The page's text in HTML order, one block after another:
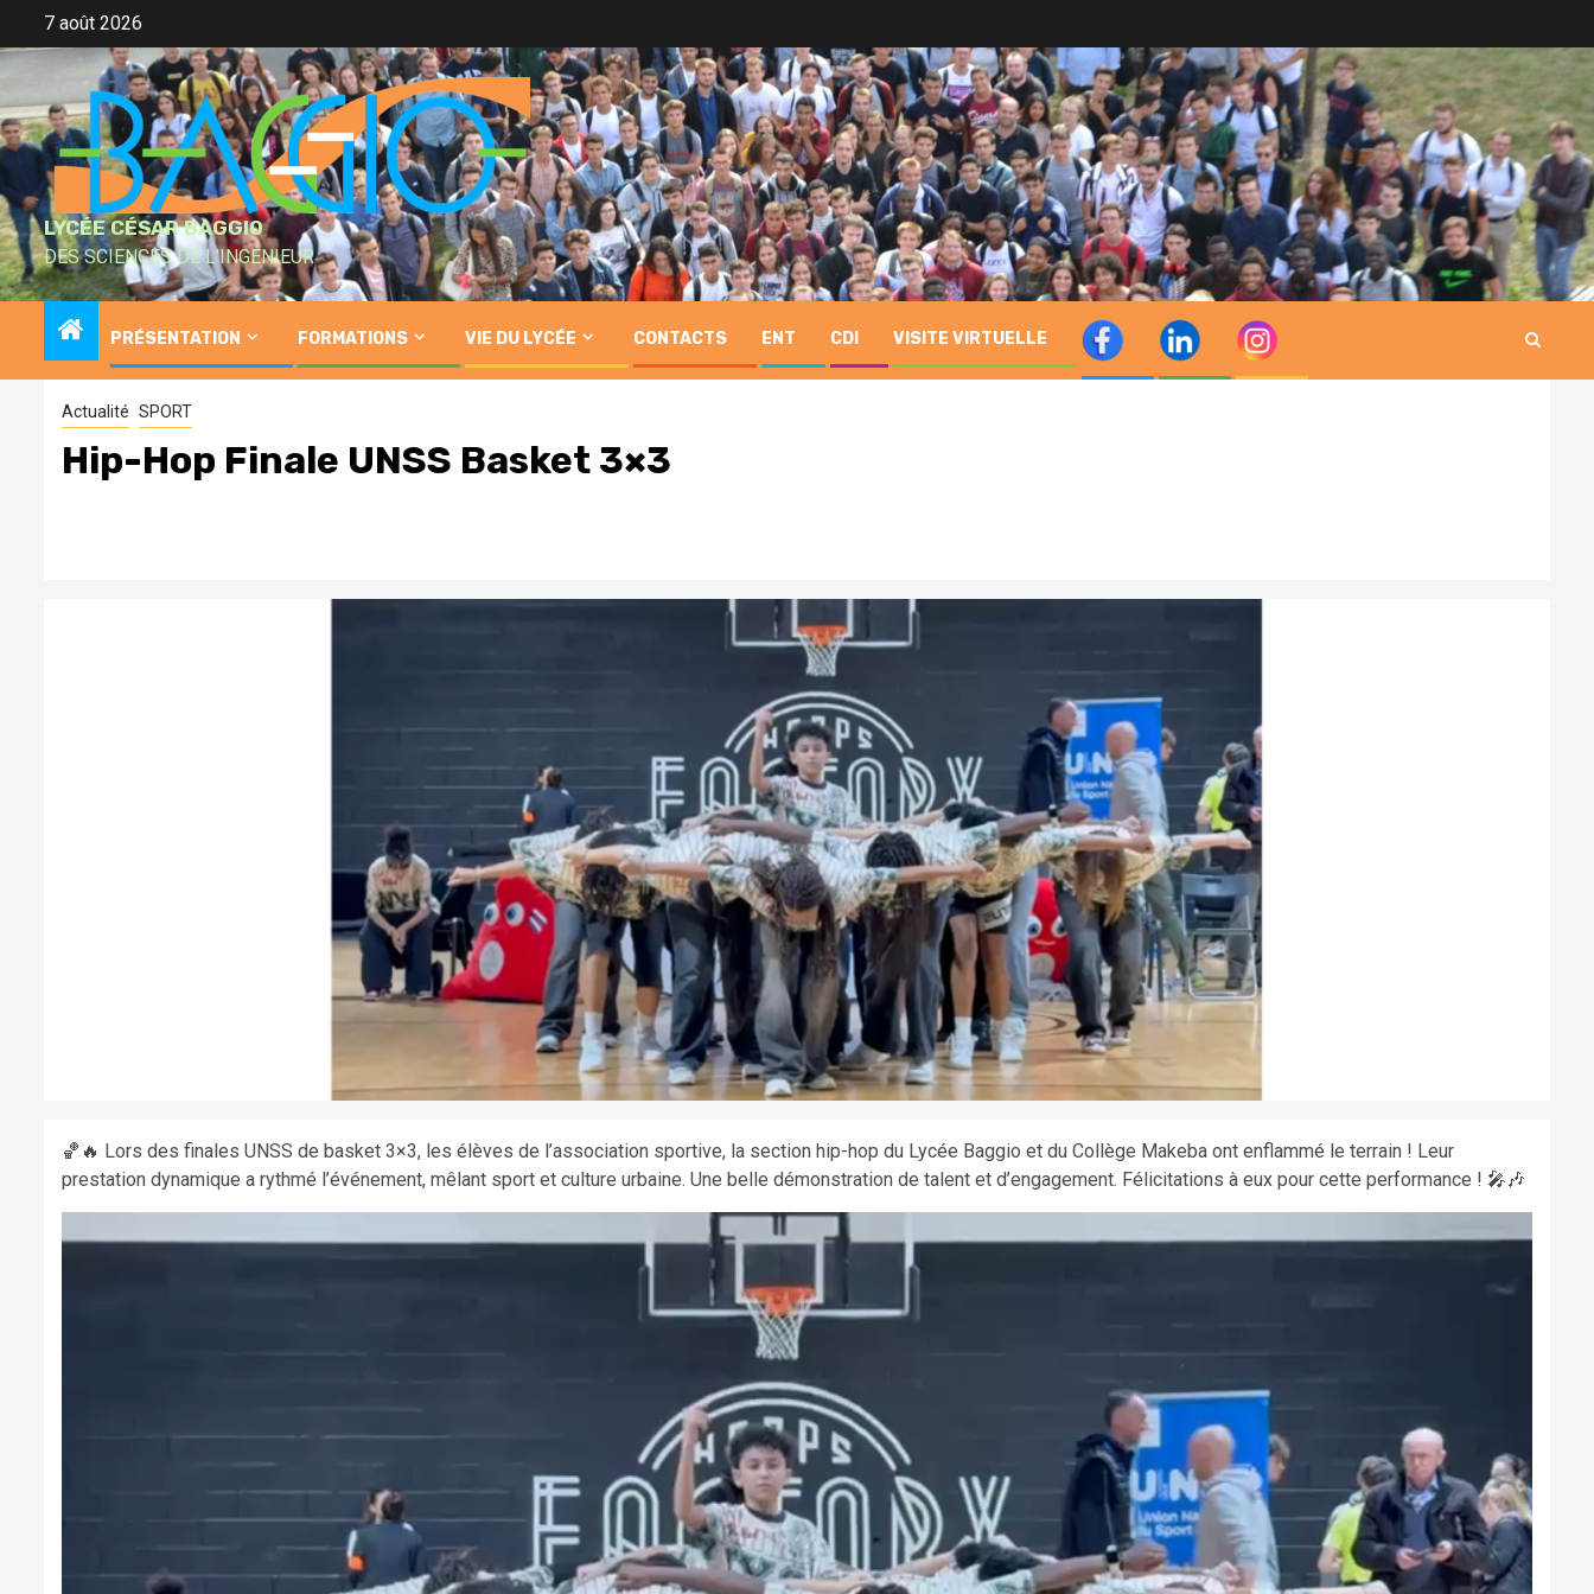
content
7 août 2026
LYCÉE CÉSAR BAGGIO
DES SCIENCES DE L'INGÉNIEUR
PRÉSENTATION FORMATIONS VIE DU LYCÉE CONTACTS ENT CDI VISITE VIRTUELLE
Actualité SPORT
Hip-Hop Finale UNSS Basket 3×3
🏀🔥 Lors des finales UNSS de basket 3×3, les élèves de l’association sportive, la section hip-hop du Lycée Baggio et du Collège Makeba ont enflammé le terrain ! Leur
prestation dynamique a rythmé l’événement, mêlant sport et culture urbaine. Une belle démonstration de talent et d’engagement. Félicitations à eux pour cette performance ! 🎤🎶